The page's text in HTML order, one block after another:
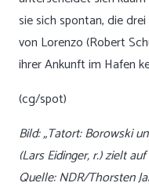
sie sich spontan, die
von Lorenzo (Robert
ihrer Ankunft im Hafen
(cg/spot)
Bild: „Tatort: Borowski
(Lars Eidinger, r.) zielt
Quelle: NDR/Thorsten